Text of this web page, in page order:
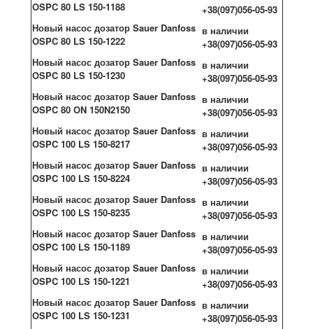
OSPC 80 LS 150-1188
+38(097)056-05-93
Новый насос дозатор Sauer Danfoss
OSPC 80 LS 150-1222
в наличии
+38(097)056-05-93
Новый насос дозатор Sauer Danfoss
OSPC 80 LS 150-1230
в наличии
+38(097)056-05-93
Новый насос дозатор Sauer Danfoss
OSPC 80 ON 150N2150
в наличии
+38(097)056-05-93
Новый насос дозатор Sauer Danfoss
OSPC 100 LS 150-8217
в наличии
+38(097)056-05-93
Новый насос дозатор Sauer Danfoss
OSPC 100 LS 150-8224
в наличии
+38(097)056-05-93
Новый насос дозатор Sauer Danfoss
OSPC 100 LS 150-8235
в наличии
+38(097)056-05-93
Новый насос дозатор Sauer Danfoss
OSPC 100 LS 150-1189
в наличии
+38(097)056-05-93
Новый насос дозатор Sauer Danfoss
OSPC 100 LS 150-1221
в наличии
+38(097)056-05-93
Новый насос дозатор Sauer Danfoss
OSPC 100 LS 150-1231
в наличии
+38(097)056-05-93